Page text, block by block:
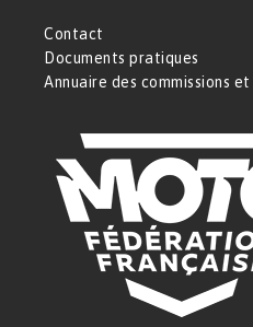
Contact
Documents pratiques
Annuaire des commissions